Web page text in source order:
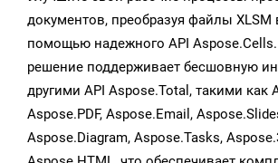
документов, преобразуя файлы XLSM
помощью надежного API
решение поддерживает бесшовную
другими API Aspose.Total, такими как
Aspose.PDF, Aspose.Email,
Aspose.Diagram, Aspose.Tasks,